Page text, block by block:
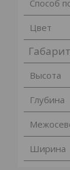
Способ
Цвет
Высота
Глубина
Ширина